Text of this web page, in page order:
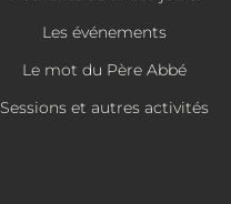
Les événements
Le mot du Père Abbé
Sessions et autres activités